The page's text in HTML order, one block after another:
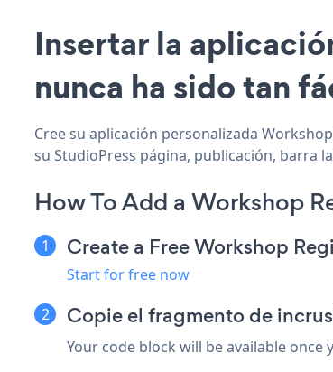
Insertar la
nunca ha sido tan
Cree su aplicación personalizada
su StudioPress página, publicación, barra
How To Add a Workshop
Create a Free Workshop
Start for free now
Copie el fragmento de
Your code block will be available once